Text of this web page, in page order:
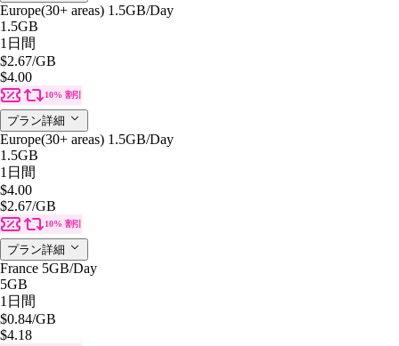
Europe(30+ areas) 1.5GB/Day
1.5GB
1日間
$2.67/GB
$4.00
10% 割引
プラン詳細
Europe(30+ areas) 1.5GB/Day
1.5GB
1日間
$4.00
$2.67/GB
10% 割引
プラン詳細
France 5GB/Day
5GB
1日間
$0.84/GB
$4.18